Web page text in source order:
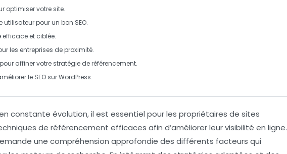
optimiser votre site.
utilisateurpour un bon SEO.
et ciblée.
les entreprises de proximité.
pour affiner votre stratégie deréférencement.
le SEO sur WordPress.
constante évolution, il est essentiel pour les propriétaires de sites
de référencement efficaces afin d’améliorer leurvisibilité en ligne.
une compréhension approfondie des différents facteurs qui